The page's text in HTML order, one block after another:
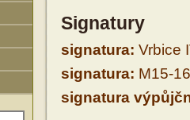
Signatury
signatura: Vrbice
signatura: M15-
signatura